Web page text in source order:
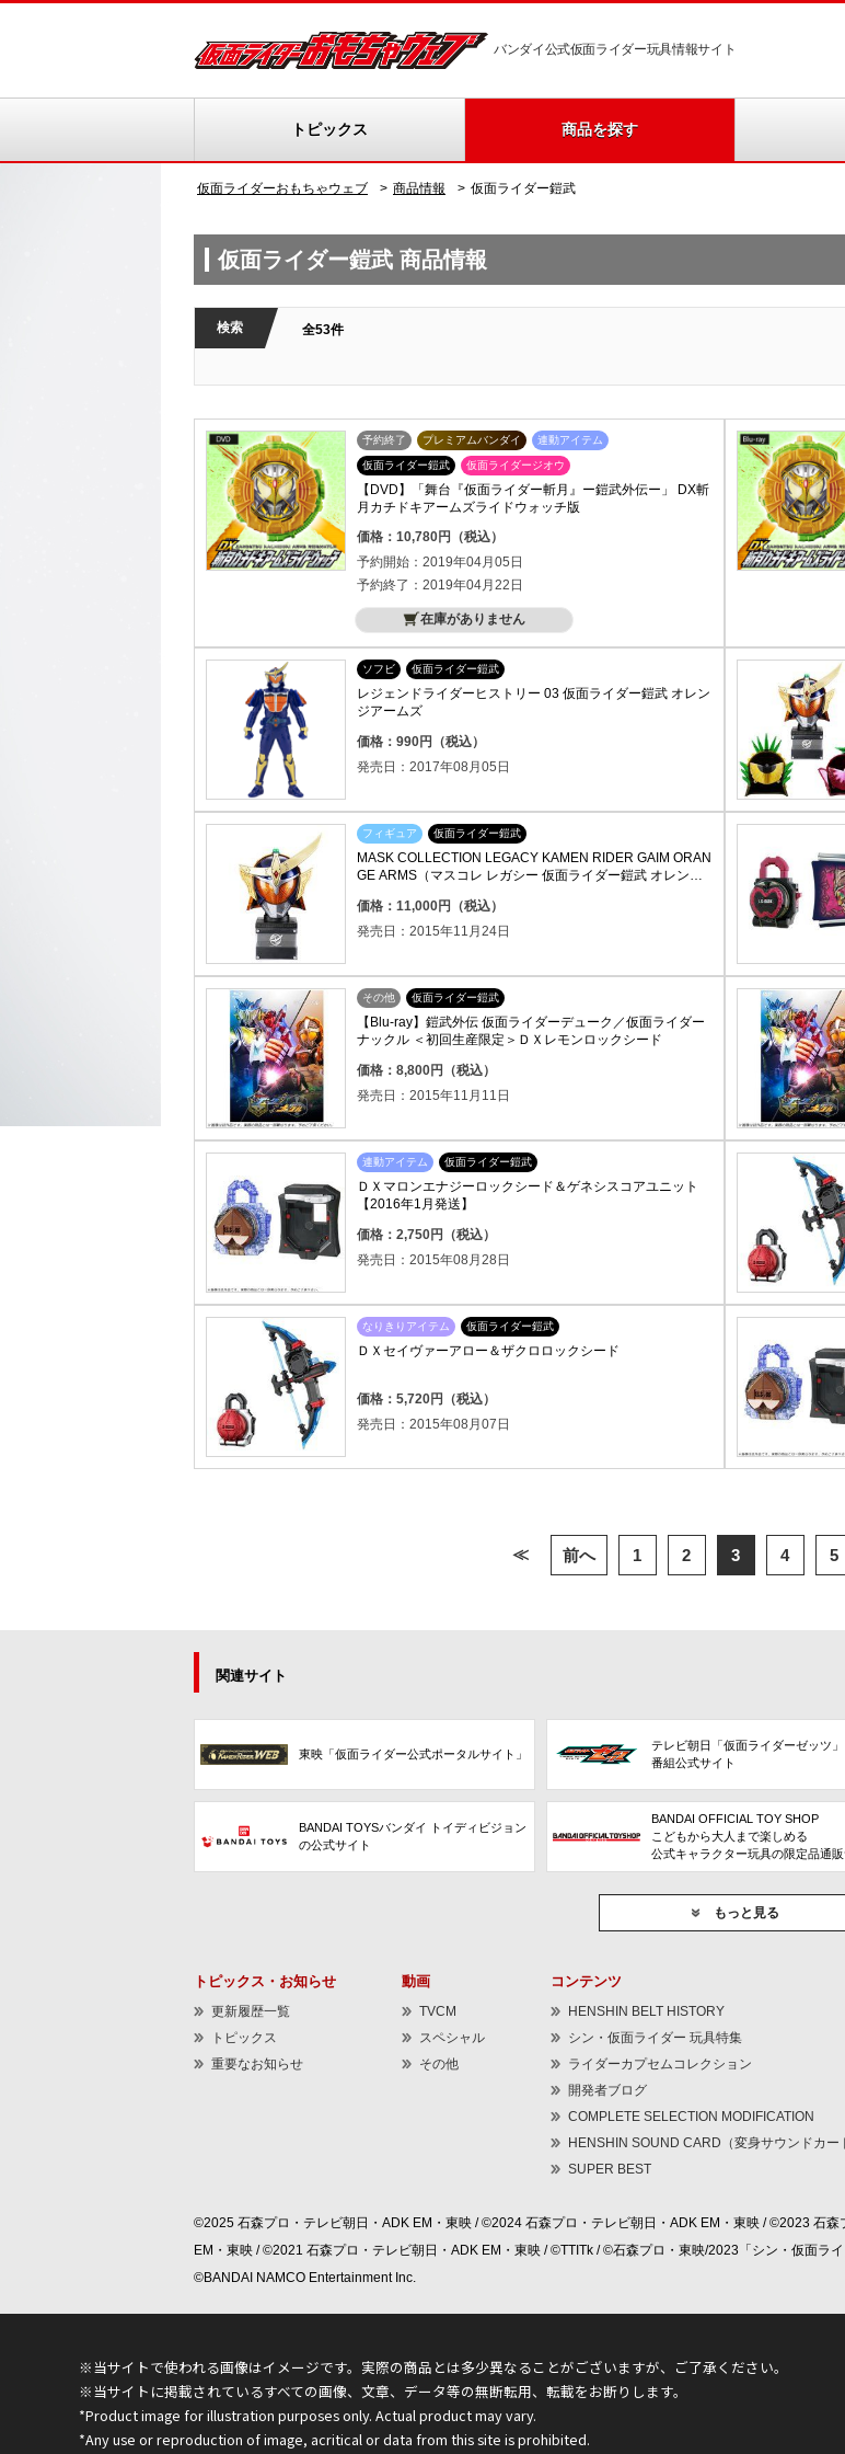
バンダイ公式仮面ライダー玩具情報サイト
トピックス 商品を探す
仮面ライダーおもちゃウェブ 商品情報 仮面ライダー鎧武
仮面ライダー鎧武 商品情報
検索 全53件
予約終了 プレミアムバンダイ 連動アイテム
仮面ライダー鎧武 仮面ライダージオウ
【DVD】「舞台『仮面ライダー斬月』ー鎧武外伝ー」 DX斬
月カチドキアームズライドウォッチ版
価格：10,780円（税込）
予約開始：2019年04月05日
予約終了：2019年04月22日
在庫がありません
ソフビ 仮面ライダー鎧武
レジェンドライダーヒストリー 03 仮面ライダー鎧武 オレン
ジアームズ
価格：990円（税込）
発売日：2017年08月05日
フィギュア 仮面ライダー鎧武
MASK COLLECTION LEGACY KAMEN RIDER GAIM ORAN
GE ARMS（マスコレ レガシー 仮面ライダー鎧武 オレンジ
価格：11,000円（税込）
発売日：2015年11月24日
その他 仮面ライダー鎧武
【Blu-ray】鎧武外伝 仮面ライダーデューク／仮面ライダー
ナックル ＜初回生産限定＞ＤＸレモンロックシード
価格：8,800円（税込）
発売日：2015年11月11日
連動アイテム 仮面ライダー鎧武
ＤＸマロンエナジーロックシード＆ゲネシスコアユニット
【2016年1月発送】
価格：2,750円（税込）
発売日：2015年08月28日
なりきりアイテム 仮面ライダー鎧武
ＤＸセイヴァーアロー＆ザクロロックシード
価格：5,720円（税込）
発売日：2015年08月07日
≪ 前へ 1 2 3 4 5
関連サイト
東映「仮面ライダー公式ポータルサイト」
テレビ朝日「仮面ライダーゼッツ」
番組公式サイト
BANDAI TOYSバンダイ トイディビジョン
の公式サイト
BANDAI OFFICIAL TOY SHOP
こどもから大人まで楽しめる
公式キャラクター玩具の限定品通販
もっと見る
トピックス・お知らせ
更新履歴一覧
トピックス
重要なお知らせ
動画
TVCM
スペシャル
その他
コンテンツ
HENSHIN BELT HISTORY
シン・仮面ライダー 玩具特集
ライダーカプセムコレクション
開発者ブログ
COMPLETE SELECTION MODIFICATION
HENSHIN SOUND CARD（変身サウンドカー
SUPER BEST
©2025 石森プロ・テレビ朝日・ADK EM・東映 / ©2024 石森プロ・テレビ朝日・ADK EM・東映 / ©2023 石
EM・東映 / ©2021 石森プロ・テレビ朝日・ADK EM・東映 / ©TTITk / ©石森プロ・東映/2023「シン・仮面ラ
©BANDAI NAMCO Entertainment Inc.
※当サイトで使われる画像はイメージです。実際の商品とは多少異なることがございますが、ご了承ください。
※当サイトに掲載されているすべての画像、文章、データ等の無断転用、転載をお断りします。
*Product image for illustration purposes only. Actual product may vary.
*Any use or reproduction of image, acritical or data from this site is prohibited.